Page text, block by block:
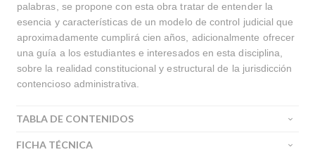
palabras, se propone con esta obra tratar de entender la
esencia y características de un modelo de control judicial que
aproximadamente cumplirá cien años, adicionalmente ofrecer
una guía a los estudiantes e interesados en esta disciplina,
sobre la realidad constitucional y estructural de la jurisdicción
contencioso administrativa.
TABLA DE CONTENIDOS
FICHA TÉCNICA